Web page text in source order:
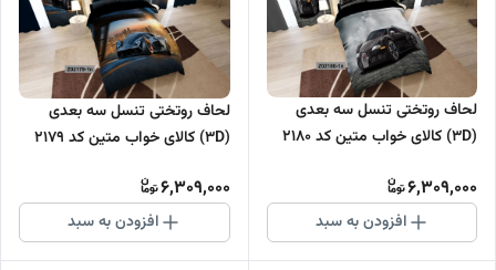
لحاف روتختی تنسل سه بعدی
(3D) کالای خواب متین کد 2180
6,309,000
افزودن به سبد
لحاف روتختی تنسل سه بعدی
(3D) کالای خواب متین کد 2179
6,309,000
افزودن به سبد